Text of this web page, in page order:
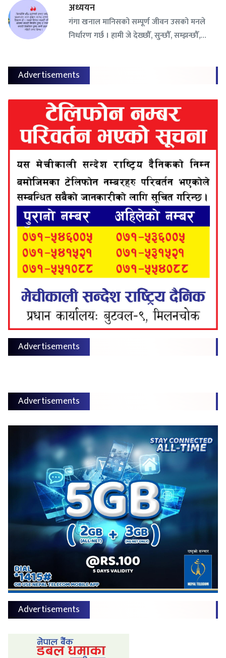
अध्ययन
गंगा खनाल मानिसको सम्पूर्ण जीवन उसको मनले
निर्धारण गर्छ । हामी जे देख्छौँ, सुन्छौँ, सम्झन्छौँ,…
Advertisements
Advertisements
Advertisements
Advertisements